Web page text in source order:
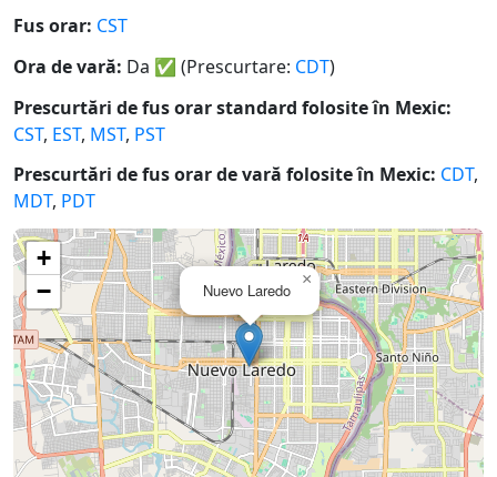
Fus orar: CST
Ora de vară: Da ✅ (Prescurtare: CDT)
Prescurtări de fus orar standard folosite în Mexic:
CST, EST, MST, PST
Prescurtări de fus orar de vară folosite în Mexic: CDT,
MDT, PDT
Nuevo Laredo
×
+
−